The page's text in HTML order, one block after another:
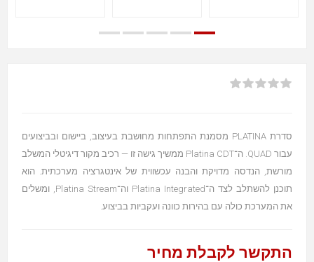
סדרת PLATINA מסמנת התפתחות מחושבת בעיצוב, ביישום ובביצועים
עבור QUAD. ה־Platina CDT ממשיך גישה זו — רכיב מקור דיגיטלי המשלב
מורשת, הנדסה מדויקת והבנה עכשווית של אינטגרציה מערכתית. הוא
תוכנן להשתלב לצד ה־Platina Integrated וה־Platina Stream, ומשלים
את המערכת כולה עם בהירות כוונה ועקביות בביצוע.
התקשר לקבלת מחיר